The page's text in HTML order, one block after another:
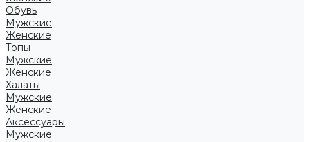
Обувь
Мужские
Женские
Топы
Мужские
Женские
Халаты
Мужские
Женские
Аксессуары
Мужские